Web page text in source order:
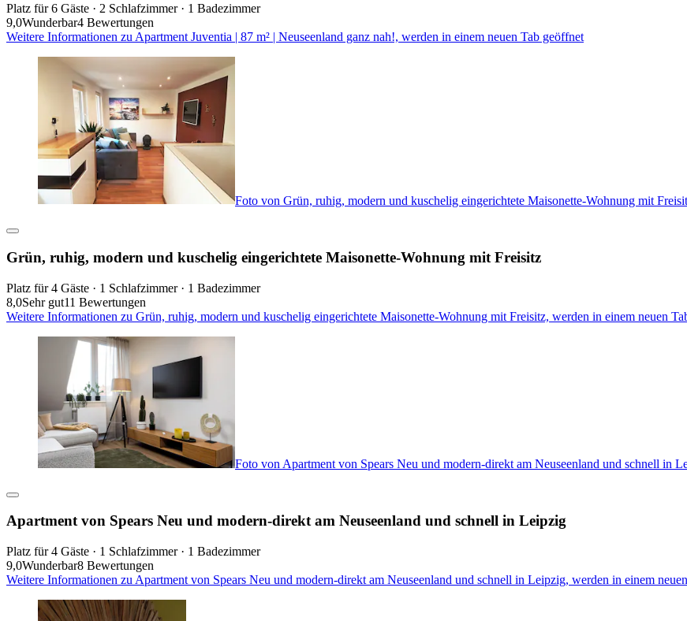
Platz für 6 Gäste · 2 Schlafzimmer · 1 Badezimmer
9,0Wunderbar4 Bewertungen
Weitere Informationen zu Apartment Juventia | 87 m² | Neuseenland ganz nah!, werden in einem neuen Tab geöffnet
Foto von Grün, ruhig, modern und kuschelig eingerichtete Maisonette-Wohnung mit
Grün, ruhig, modern und kuschelig eingerichtete Maisonette-Wohnung mit Freisitz
Platz für 4 Gäste · 1 Schlafzimmer · 1 Badezimmer
8,0Sehr gut11 Bewertungen
Weitere Informationen zu Grün, ruhig, modern und kuschelig eingerichtete Maisonette-Wohnung mit Freisitz, werden in einem neuen
Foto von Apartment von Spears Neu und modern-direkt am Neuseenland und schnell in
Apartment von Spears Neu und modern-direkt am Neuseenland und schnell in Leipzig
Platz für 4 Gäste · 1 Schlafzimmer · 1 Badezimmer
9,0Wunderbar8 Bewertungen
Weitere Informationen zu Apartment von Spears Neu und modern-direkt am Neuseenland und schnell in Leipzig, werden in einem